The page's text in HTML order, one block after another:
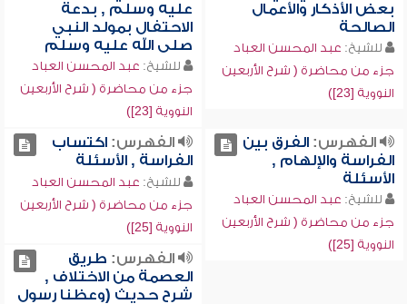
بعض الأذكار والأعمال
الصالحة
للشيخ: عبد المحسن العباد
جزء من محاضرة ( شرح الأربعين
النووية [23])
عليه وسلم , بدعة
الاحتفال بمولد النبي
صلى الله عليه وسلم
للشيخ: عبد المحسن العباد
جزء من محاضرة ( شرح الأربعين
النووية [23])
الفهرس:الفرق بين
الفراسة والإلهام ,
الأسئلة
للشيخ: عبد المحسن العباد
جزء من محاضرة ( شرح الأربعين
النووية [25])
الفهرس:اكتساب
الفراسة , الأسئلة
للشيخ: عبد المحسن العباد
جزء من محاضرة ( شرح الأربعين
النووية [25])
الفهرس: طريق
العصمة من الاختلاف ,
شرح حديث (وعظنا رسول